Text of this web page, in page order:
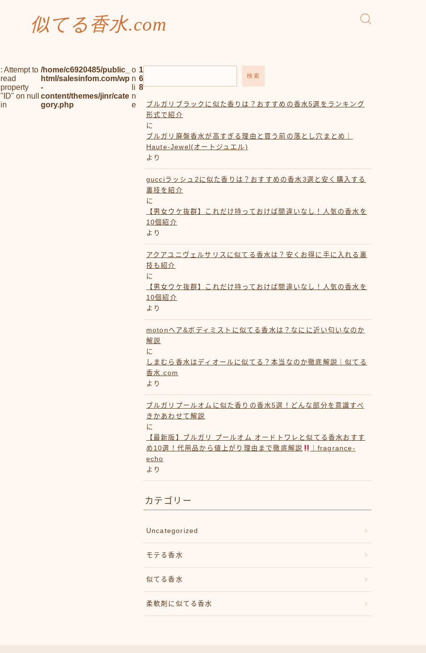
似てる香水.com
: Attempt to
read
property
"ID" on null
in
/home/c6920485/public_
html/salesinfom.com/wp
-
content/themes/jinr/cate
gory.php
o
n
li
n
e
1
6
8
検索
ブルガリブラックに似た香りは？おすすめの香水5選をランキング
形式で紹介
に
ブルガリ廃盤香水が高すぎる理由と買う前の落とし穴まとめ｜
Haute-Jewel(オートジュエル)
より
gucciラッシュ2に似た香りは？おすすめの香水3選と安く購入する
裏技を紹介
に
【男女ウケ抜群】これだけ持っておけば間違いなし！人気の香水を
10個紹介
より
アクアユニヴェルサリスに似てる香水は？安くお得に手に入れる裏
技も紹介
に
【男女ウケ抜群】これだけ持っておけば間違いなし！人気の香水を
10個紹介
より
motonヘア&ボディミストに似てる香水は？なにに近い匂いなのか
解説
に
しまむら香水はディオールに似てる？本当なのか徹底解説｜似てる
香水.com
より
ブルガリプールオムに似た香りの香水5選！どんな部分を意識すべ
きかあわせて解説
に
【最新版】ブルガリ プールオム オードトワレと似てる香水おすす
め10選！代用品から値上がり理由まで徹底解説
｜fragrance-
echo
より
カテゴリー
Uncategorized
モテる香水
似てる香水
柔軟剤に似てる香水